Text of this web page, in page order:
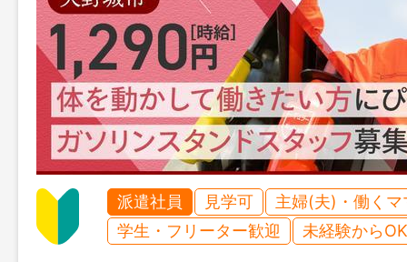
派遣社員 見学可
主婦(夫)・働くマ
学生・フリーター歓迎
未経験からOK